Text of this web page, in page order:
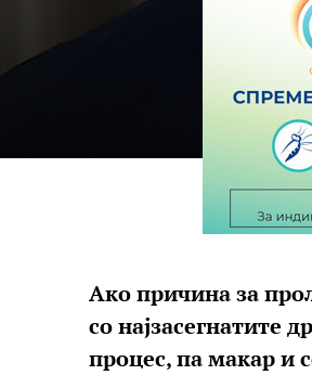
Ако причина за
со најзасегнатите
процес, па макар и